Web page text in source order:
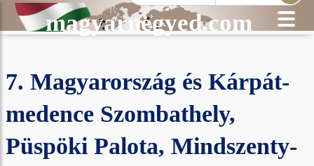
magyarnegyed.com
7. Magyarország és Kárpát-
medence Szombathely,
Püspöki Palota, Mindszenty-